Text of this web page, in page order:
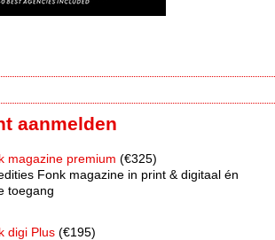
aanmelden
magazine premium (€325)
Fonk magazine in print & digitaal én
toegang
digi Plus (€195)